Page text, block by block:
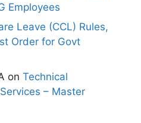
Employees
Leave (CCL) Rules,
Order for Govt
on Technical
– Master